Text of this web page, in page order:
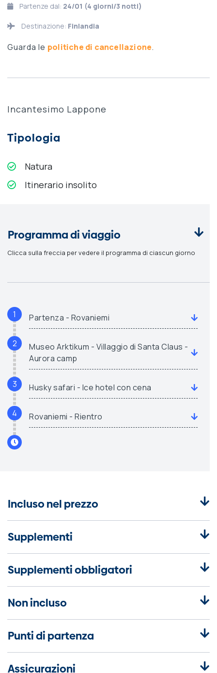
Partenze dal: 24/01 (4 giorni/3 notti)
Destinazione: Finlandia
Guarda le politiche di cancellazione.
Incantesimo Lappone
Tipologia
Natura
Itinerario insolito
Programma di viaggio
Clicca sulla freccia per vedere il programma di ciascun giorno
1 Partenza - Rovaniemi
2
Museo Arktikum - Villaggio di Santa Claus -
Aurora camp
3 Husky safari - Ice hotel con cena
4 Rovaniemi - Rientro
Incluso nel prezzo
Supplementi
Supplementi obbligatori
Non incluso
Punti di partenza
Assicurazioni